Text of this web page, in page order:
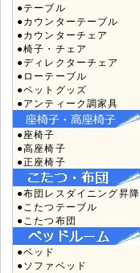
●テーブル
●カウンターテーブル
●カウンターチェア
●椅子・チェア
●ディレクターチェア
●ローテーブル
●ペットグッズ
●アンティーク調家具
●座椅子
●高座椅子
●正座椅子
●布団レスダイニング昇降
●こたつテーブル
●こたつ布団
●ベッド
●ソファベッド